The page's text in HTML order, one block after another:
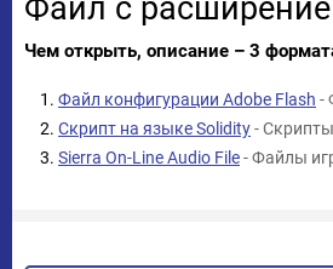
Файл с
Чем открыть, описание – 3
Файл конфигурации Adobe Flash -
Скрипт на языке Solidity-
Sierra On-Line Audio File- Файлы